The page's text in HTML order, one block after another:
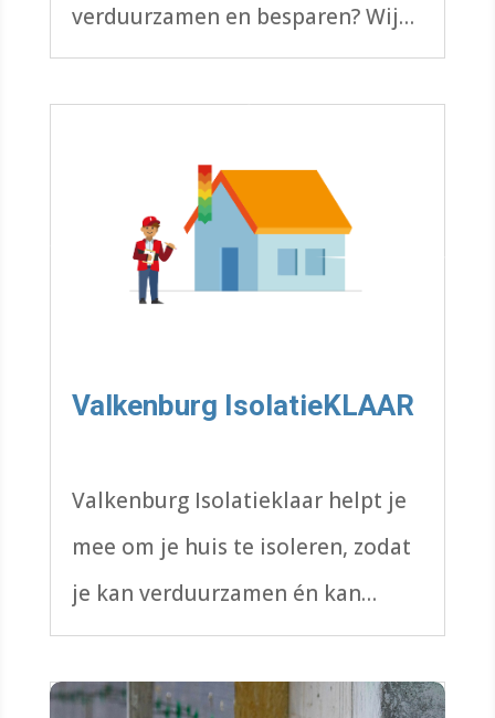
verduurzamen en besparen? Wij
kunnen je helpen met aanpak én
subsidie.
Valkenburg IsolatieKLAAR
Valkenburg Isolatieklaar helpt je
mee om je huis te isoleren, zodat
je kan verduurzamen én kan
besparen. Lees hier meer.